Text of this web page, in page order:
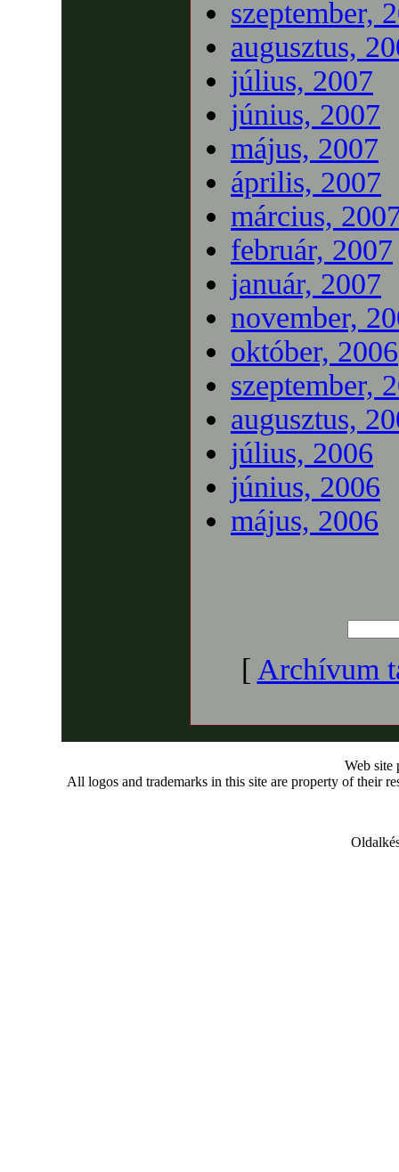
szeptember,
augusztus,
július, 2007
június, 2007
május, 2007
április, 2007
március,
február, 2007
január, 2007
november,
október, 2006
szeptember,
augusztus,
július, 2006
június, 2006
május, 2006
[ Archívum
Web site
All logos and trademarks in this site are property of their